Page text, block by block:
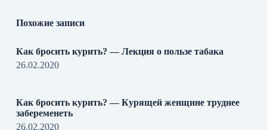
Похожие записи
Как бросить курить? — Лекция о пользе табака
26.02.2020
Как бросить курить? — Курящей женщине труднее
забеременеть
26.02.2020